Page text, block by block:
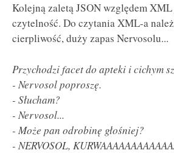
Kolejną zaletą JSON względem
czytelność. Do czytania XML-a
cierpliwość, duży zapas Nervosolu...
Przychodzi facet do apteki i cichym
- Nervosol poproszę.
- Słucham?
- Nervosol...
- Może pan odrobinę głośniej?
- NERVOSOL,